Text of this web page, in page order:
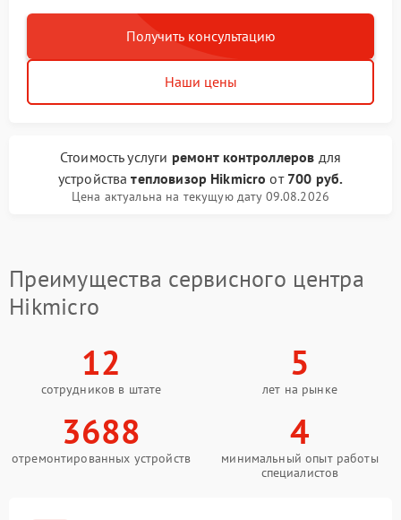
Получить консультацию
Наши цены
Стоимость услуги ремонт контроллеров для
устройстватепловизор Hikmicro от 700 руб.
Цена актуальна на текущую дату 09.08.2026
Преимущества сервисного центра
Hikmicro
12
сотрудников в штате
5
лет на рынке
3688
отремонтированных устройств
4
минимальный опыт работы
специалистов